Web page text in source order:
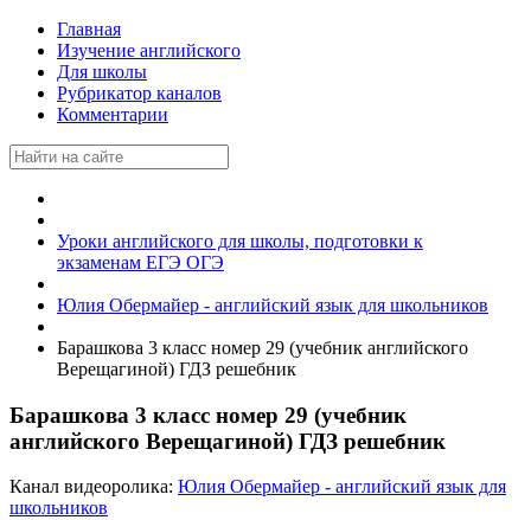
Главная
Изучение английского
Для школы
Рубрикатор каналов
Комментарии
Уроки английского для школы, подготовки к
экзаменам ЕГЭ ОГЭ
Юлия Обермайер - английский язык для школьников
Барашкова 3 класс номер 29 (учебник английского
Верещагиной) ГДЗ решебник
Барашкова 3 класс номер 29 (учебник
английского Верещагиной) ГДЗ решебник
Канал видеоролика: Юлия Обермайер - английский язык для
школьников